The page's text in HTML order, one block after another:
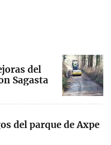
del
Sagasta
del parque de Axpe